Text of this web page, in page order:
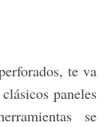
te va
paneles
se